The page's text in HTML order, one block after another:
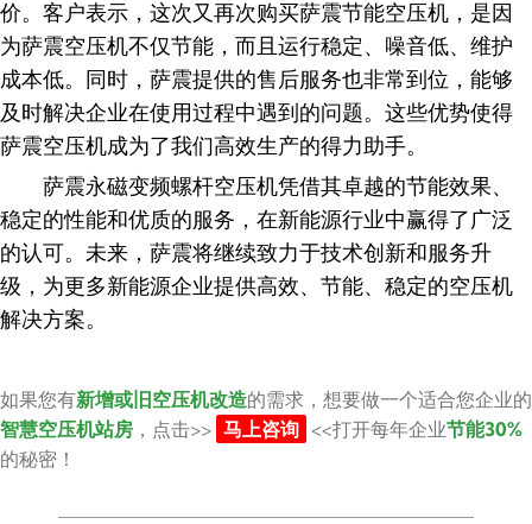
价。客户表示，这次又再次购买萨震节能空压机，是因
为萨震空压机不仅节能，而且运行稳定、噪音低、维护
成本低。同时，萨震提供的售后服务也非常到位，能够
及时解决企业在使用过程中遇到的问题。这些优势使得
萨震空压机成为了我们高效生产的得力助手。
萨震永磁变频螺杆空压机凭借其卓越的节能效果、
稳定的性能和优质的服务，在新能源行业中赢得了广泛
的认可。未来，萨震将继续致力于技术创新和服务升
级，为更多新能源企业提供高效、节能、稳定的空压机
解决方案。
如果您有新增或旧空压机改造的需求，想要做一个适合您企业的
智慧空压机站房 ，点击>> 马上咨询 <<打开每年企业节能30%
的秘密！